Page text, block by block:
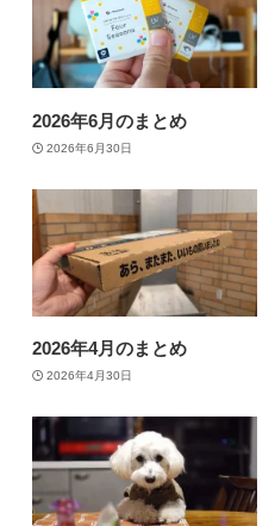
2026年6月のまとめ
2026年6月30日
2026年4月のまとめ
2026年4月30日